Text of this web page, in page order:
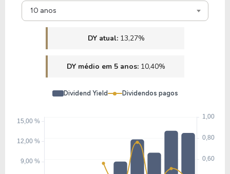
10 anos
DY atual: 13,27%
DY médio em 5 anos: 10,40%
Dividend Yield Dividendos pagos